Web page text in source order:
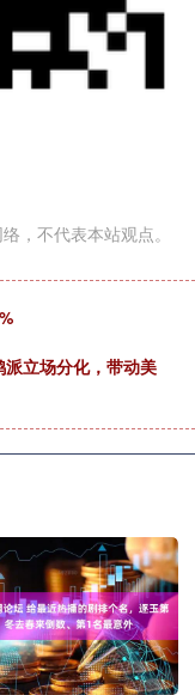
，不代表本站观点。
立场分化，带动美